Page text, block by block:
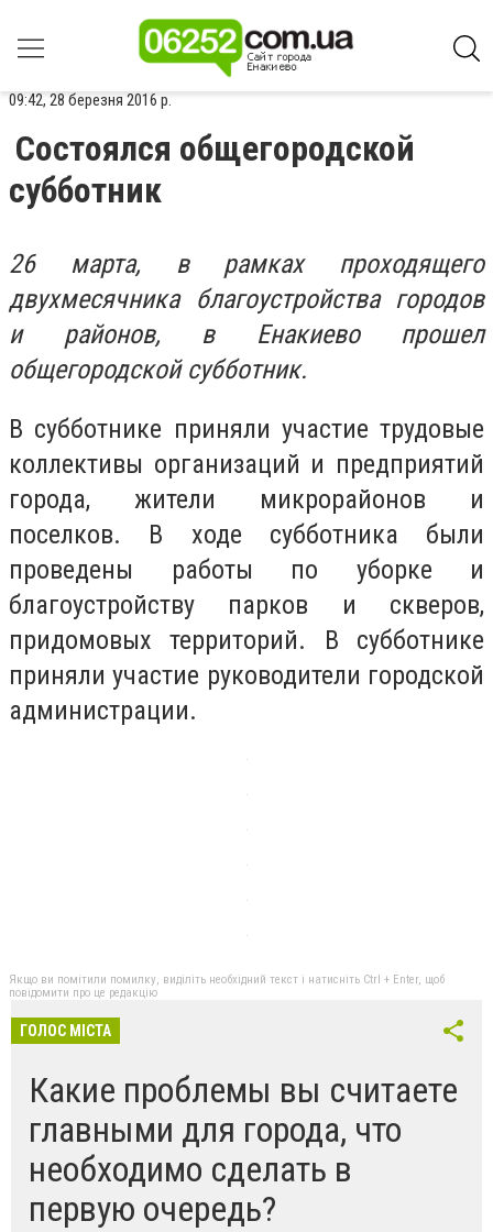
09:42, 28 березня 2016 р.
Состоялся общегородской
субботник
26 марта, в рамках проходящего
двухмесячника благоустройства городов
и районов, в Енакиево прошел
общегородской субботник.
В субботнике приняли участие трудовые
коллективы организаций и предприятий
города, жители микрорайонов и
поселков. В ходе субботника были
проведены работы по уборке и
благоустройству парков и скверов,
придомовых территорий. В субботнике
приняли участие руководители городской
администрации.
Якщо ви помітили помилку, виділіть необхідний текст і натисніть Ctrl + Enter, щоб
повідомити про це редакцію
ГОЛОС МІСТА
Какие проблемы вы считаете
главными для города, что
необходимо сделать в
первую очередь?